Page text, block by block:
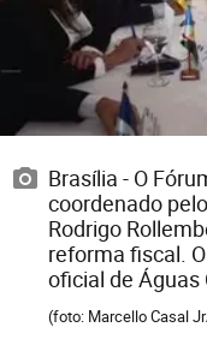
Brasília - O
coordenado
Rodrigo
reforma fiscal.
oficial de Águas
(foto: Marcello Casal